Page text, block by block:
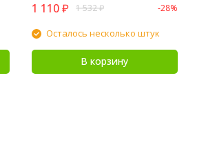
1 110 ₽ 1 532₽ -28%
Осталось несколько штук
В корзину